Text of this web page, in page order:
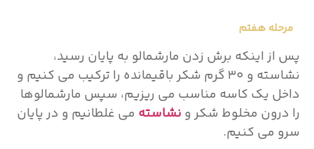
مرحله هفتم
پس از اینکه برش زدن مارشمالو به پایان رسید،
نشاسته و ۳۰ گرم شکر باقیمانده را ترکیب می کنیم و
داخل یک کاسه مناسب می ریزیم، سپس مارشمالوها
را درون مخلوط شکر و نشاسته می غلطانیم و در پایان
سرو می کنیم.